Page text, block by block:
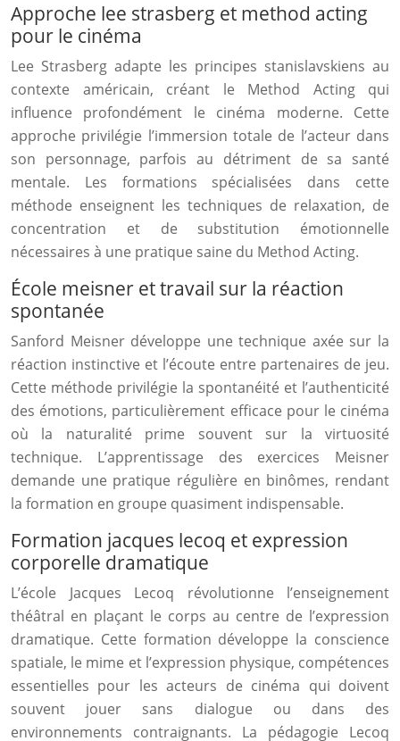
Approche lee strasberg et method acting
pour le cinéma
Lee Strasberg adapte les principes stanislavskiens au
contexte américain, créant le Method Acting qui
influence profondément le cinéma moderne. Cette
approche privilégie l’immersion totale de l’acteur dans
son personnage, parfois au détriment de sa santé
mentale. Les formations spécialisées dans cette
méthode enseignent les techniques de relaxation, de
concentration et de substitution émotionnelle
nécessaires à une pratique saine du Method Acting.
École meisner et travail sur la réaction
spontanée
Sanford Meisner développe une technique axée sur la
réaction instinctive et l’écoute entre partenaires de jeu.
Cette méthode privilégie la spontanéité et l’authenticité
des émotions, particulièrement efficace pour le cinéma
où la naturalité prime souvent sur la virtuosité
technique. L’apprentissage des exercices Meisner
demande une pratique régulière en binômes, rendant
la formation en groupe quasiment indispensable.
Formation jacques lecoq et expression
corporelle dramatique
L’école Jacques Lecoq révolutionne l’enseignement
théâtral en plaçant le corps au centre de l’expression
dramatique. Cette formation développe la conscience
spatiale, le mime et l’expression physique, compétences
essentielles pour les acteurs de cinéma qui doivent
souvent jouer sans dialogue ou dans des
environnements contraignants. La pédagogie Lecoq